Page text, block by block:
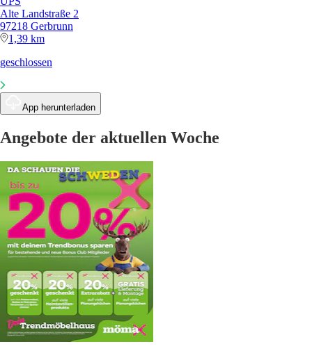
Alte Landstraße 2
97218 Gerbrunn
1,39 km
geschlossen
App herunterladen
Angebote der aktuellen Woche